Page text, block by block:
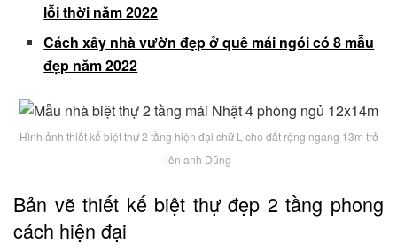
lỗi thời năm 2022
Cách xây nhà vườn đẹp ở quê mái ngói có 8 mẫu
đẹp năm 2022
Hình ảnh thiết kế biệt thự 2 tầng hiện đại chữ L cho đất rộng ngang 13m trở
lên anh Dũng
Bản vẽ thiết kế biệt thự đẹp 2 tầng phong
cách hiện đại